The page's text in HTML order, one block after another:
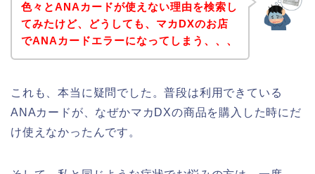
色々とANAカードが使えない理由を検索し
てみたけど、どうしても、マカDXのお店
でANAカードエラーになってしまう、、、
これも、本当に疑問でした。普段は利用できている
ANAカードが、なぜかマカDXの商品を購入した時にだ
け使えなかったんです。